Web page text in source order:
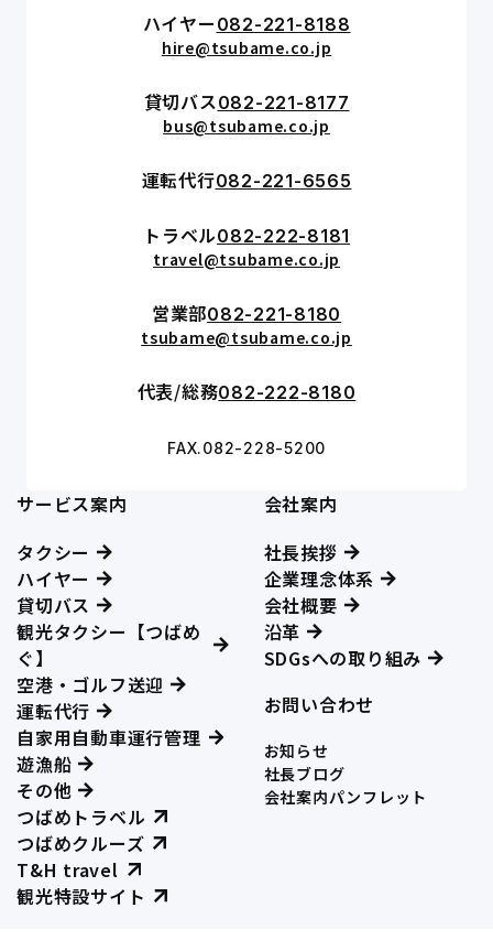
ハイヤー 082-221-8188
hire@tsubame.co.jp
貸切バス082-221-8177
bus@tsubame.co.jp
運転代行082-221-6565
トラベル082-222-8181
travel@tsubame.co.jp
営業部082-221-8180
tsubame@tsubame.co.jp
代表/総務082-222-8180
FAX.082-228-5200
サービス案内
タクシー
ハイヤー
貸切バス
観光タクシー【つばめ
ぐ】
空港・ゴルフ送迎
運転代行
自家用自動車運行管理
遊漁船
その他
つばめトラベル
つばめクルーズ
T&H travel
観光特設サイト
会社案内
社長挨拶
企業理念体系
会社概要
沿革
SDGsへの取り組み
お問い合わせ
お知らせ
社長ブログ
会社案内パンフレット